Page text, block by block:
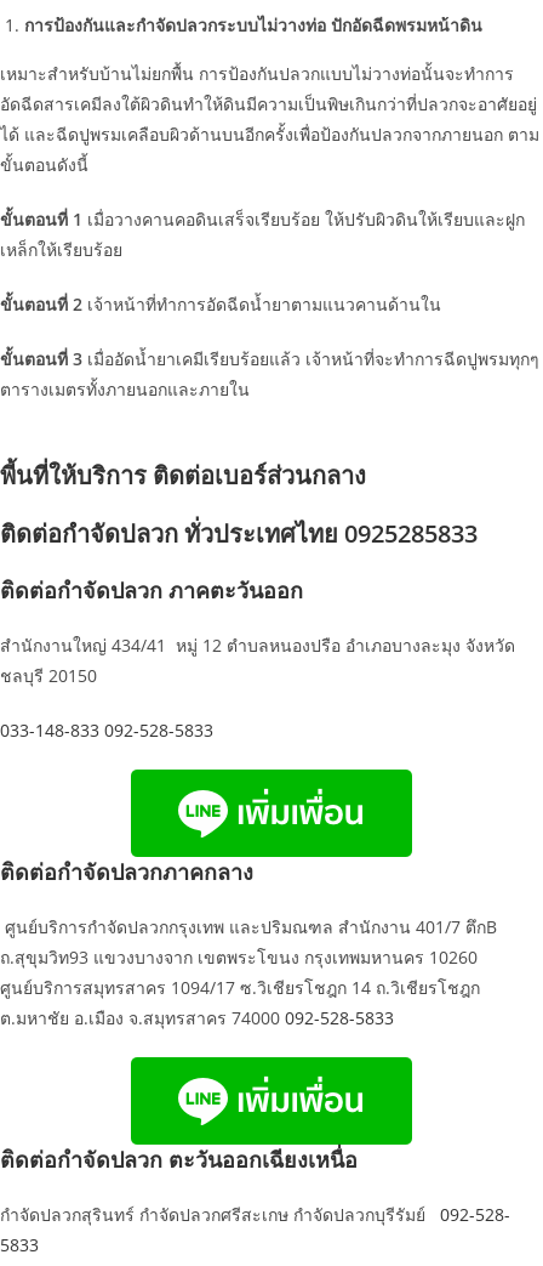
การป้องกันและกำจัดปลวกระบบไม่วางท่อ ปักอัดฉีดพรมหน้าดิน
เหมาะสำหรับบ้านไม่ยกพื้น การป้องกันปลวกแบบไม่วางท่อนั้นจะทำการ
อัดฉีดสารเคมีลงใต้ผิวดินทำให้ดินมีความเป็นพิษเกินกว่าที่ปลวกจะอาศัยอยู่
ได้ และฉีดปูพรมเคลือบผิวด้านบนอีกครั้งเพื่อป้องกันปลวกจากภายนอก ตาม
ขั้นตอนดังนี้
ขั้นตอนที่ 1 เมื่อวางคานคอดินเสร็จเรียบร้อย ให้ปรับผิวดินให้เรียบและฝูก
เหล็กให้เรียบร้อย
ขั้นตอนที่ 2 เจ้าหน้าที่ทำการอัดฉีดน้ำยาตามแนวคานด้านใน
ขั้นตอนที่ 3 เมื่ออัดน้ำยาเคมีเรียบร้อยแล้ว เจ้าหน้าที่จะทำการฉีดปูพรมทุกๆ
ตารางเมตรทั้งภายนอกและภายใน
พี้นที่ให้บริการ ติดต่อเบอร์ส่วนกลาง
ติดต่อกำจัดปลวก ทั่วประเทศไทย 0925285833
ติดต่อกำจัดปลวก ภาคตะวันออก
สำนักงานใหญ่ 434/41 หมู่ 12 ตำบลหนองปรือ อำเภอบางละมุง จังหวัด
ชลบุรี 20150
033-148-833 092-528-5833
ติดต่อกำจัดปลวกภาคกลาง
ศูนย์บริการกำจัดปลวกกรุงเทพ และปริมณฑล สำนักงาน 401/7 ตึกB
ถ.สุขุมวิท93 แขวงบางจาก เขตพระโขนง กรุงเทพมหานคร 10260
ศูนย์บริการสมุทรสาคร 1094/17 ซ.วิเชียรโชฎก 14 ถ.วิเชียรโชฎก
ต.มหาชัย อ.เมือง จ.สมุทรสาคร 74000 092-528-5833
ติดต่อกำจัดปลวก ตะวันออกเฉียงเหนื่อ
กำจัดปลวกสุรินทร์ กำจัดปลวกศรีสะเกษ กำจัดปลวกบุรีรัมย์
092-528-
5833